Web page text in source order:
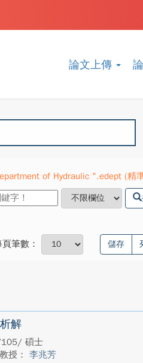
論文上傳
of Hydraulic ".edept (精
筆數： 儲存
解
碩士
授： 李兆芳